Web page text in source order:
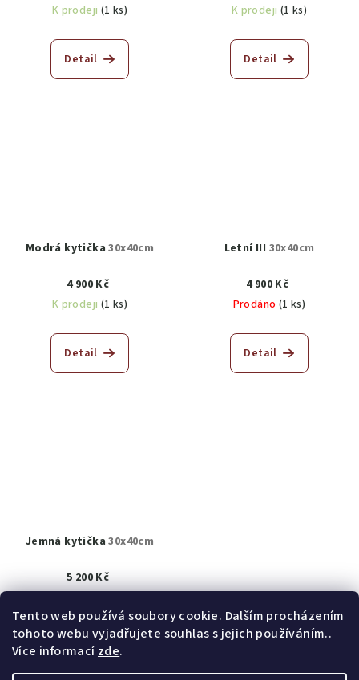
Tento web používá soubory cookie. Dalším procházením
tohoto webu vyjadřujete souhlas s jejich používáním..
Více informacízde.
K prodeji (1 ks)
Detail
K prodeji (1 ks)
Detail
Modrá kytička30x40cm
4 900 Kč
K prodeji (1 ks)
Detail
Letní III 30x40cm
4 900 Kč
Prodáno (1 ks)
Detail
Jemná kytička30x40cm
5 200 Kč
Detail